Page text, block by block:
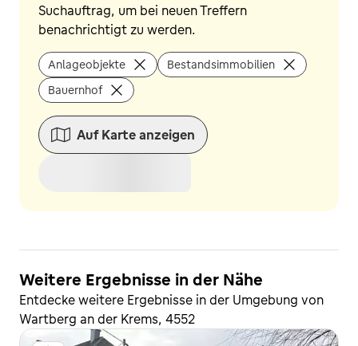
Suchauftrag, um bei neuen Treffern
benachrichtigt zu werden.
Anlageobjekte
Bestandsimmobilien
Bauernhof
Auf Karte anzeigen
Weitere Ergebnisse in der Nähe
Entdecke weitere Ergebnisse in der Umgebung von
Wartberg an der Krems, 4552